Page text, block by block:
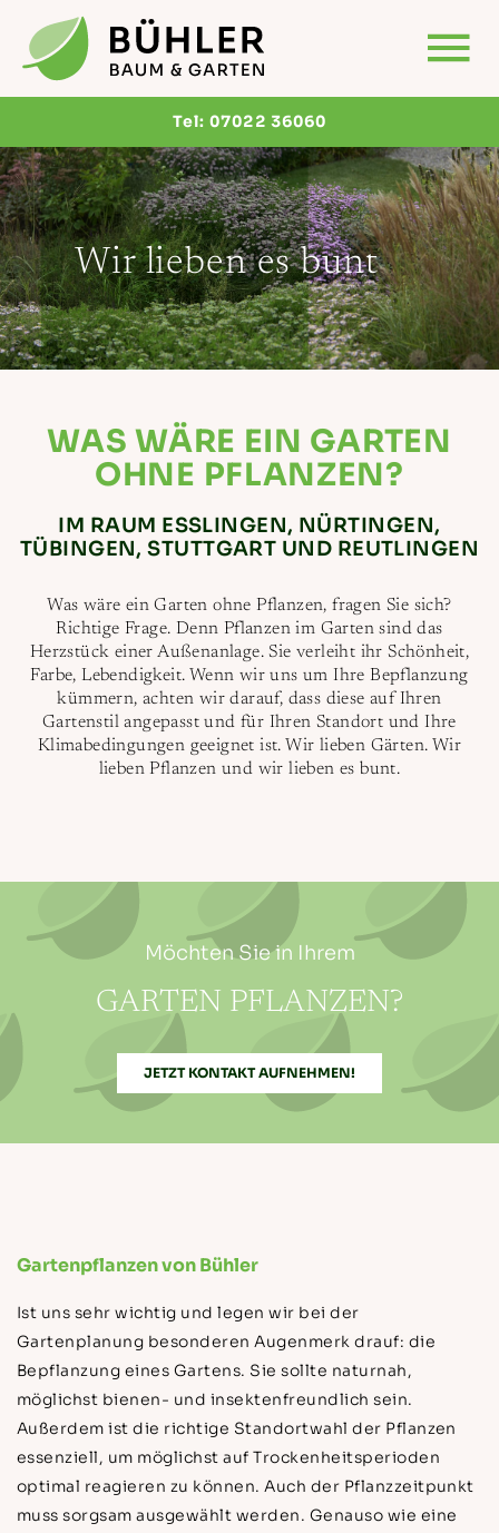
Tel:07022 36060
Wir lieben es bunt
WAS WÄRE EIN GARTEN
OHNE PFLANZEN?
IM RAUM ESSLINGEN, NÜRTINGEN,
TÜBINGEN, STUTTGART UND REUTLINGEN
Was wäre ein Garten ohne Pflanzen, fragen Sie sich?
Richtige Frage. Denn Pflanzen im Garten sind das
Herzstück einer Außenanlage. Sie verleiht ihr Schönheit,
Farbe, Lebendigkeit. Wenn wir uns um Ihre Bepflanzung
kümmern, achten wir darauf, dass diese auf Ihren
Gartenstil angepasst und für Ihren Standort und Ihre
Klimabedingungen geeignet ist. Wir lieben Gärten. Wir
lieben Pflanzen und wir lieben es bunt.
Möchten Sie in Ihrem
GARTEN PFLANZEN?
JETZT KONTAKT AUFNEHMEN!
Gartenpflanzen von Bühler
Ist uns sehr wichtig und legen wir bei der
Gartenplanung besonderen Augenmerk drauf: die
Bepflanzung eines Gartens. Sie sollte naturnah,
möglichst bienen- und insektenfreundlich sein.
Außerdem ist die richtige Standortwahl der Pflanzen
essenziell, um möglichst auf Trockenheitsperioden
optimal reagieren zu können. Auch der Pflanzzeitpunkt
muss sorgsam ausgewählt werden. Genauso wie eine